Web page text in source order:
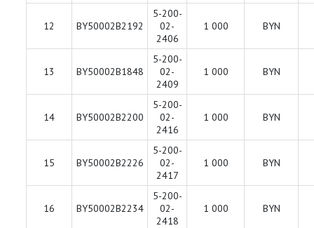
12 BY50002B2192
5-200-
02-
2406
1 000 BYN
13 BY50002B1848
5-200-
02-
2409
1 000 BYN
14 BY50002B2200
5-200-
02-
2416
1 000 BYN
15 BY50002B2226
5-200-
02-
2417
1 000 BYN
16 BY50002B2234
5-200-
02-
2418
1 000 BYN